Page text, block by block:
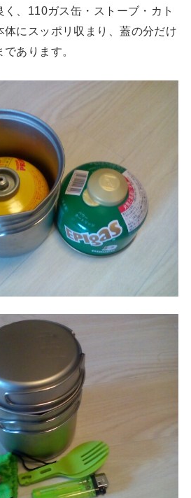
く、110ガス缶・ストーブ・カト
体にスッポリ収まり、蓋の分だけ
あります。